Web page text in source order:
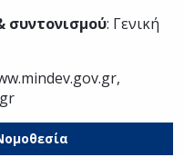
συντονισμού: Γενική
,